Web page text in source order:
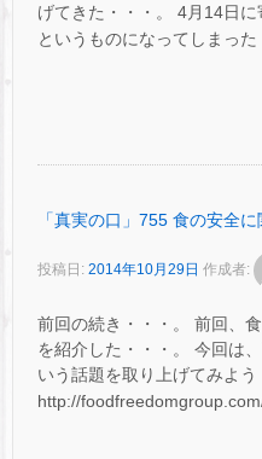
げてきた・・・。 4月14日
というものになってしまっ
「真実の口」755 食の安全
投稿日: 2014年10月29日 作成者:
前回の続き・・・。 前回、
を紹介した・・・。 今回は
いう話題を取り上げてみよう
http://